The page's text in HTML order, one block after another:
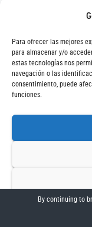
Para ofrecer las mejores
para almacenar y/o
estas tecnologías nos
navegación o las
consentimiento, puede
funciones.
de
artigos
É Viável
sem Extrator
Ar?
By continuing to